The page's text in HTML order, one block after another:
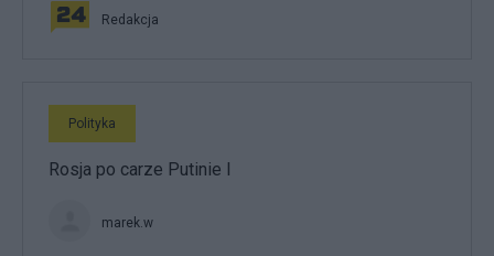
Redakcja
Polityka
Rosja po carze Putinie I
marek.w